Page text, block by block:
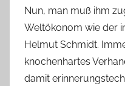
Nun, man muß ihm
Weltökonom wie der
Helmut Schmidt.
knochenhartes
damit